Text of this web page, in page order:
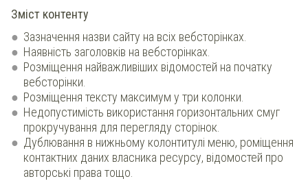
Зміст контенту
Зазначення назви сайту на всіх вебсторінках.
Наявність заголовків на вебсторінках.
Розміщення найважливіших відомостей на початку
вебсторінки.
Розміщення тексту максимум у три колонки.
Недопустимість використання горизонтальних смуг
прокручування для перегляду сторінок.
Дублювання в нижньому колонтитулі меню, роміщення
контактних даних власника ресурсу, відомостей про
авторські права тощо.